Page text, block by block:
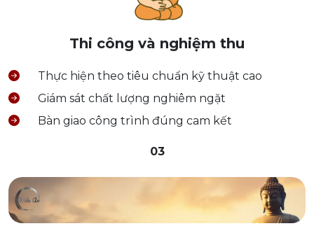
Thi công và nghiệm thu
Thực hiện theo tiêu chuẩn kỹ thuật cao
Giám sát chất lượng nghiêm ngặt
Bàn giao công trình đúng cam kết
03